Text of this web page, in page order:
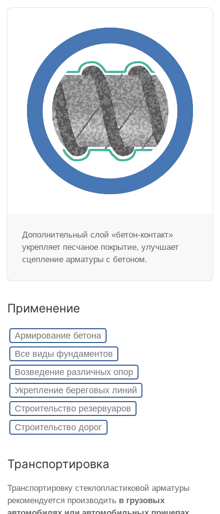
Дополнительный слой «бетон-контакт»
укрепляет песчаное покрытие, улучшает
сцепление арматуры с бетоном.
Применение
Армирование бетона
Все виды фундаментов
Возведение различных опор
Укрепление береговых линий
Строительство резервуаров
Строительство дорог
Транспортировка
Транспортировку стеклопластиковой арматуры
рекомендуется производить в грузовых